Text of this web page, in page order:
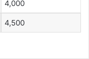
4,000
4,500